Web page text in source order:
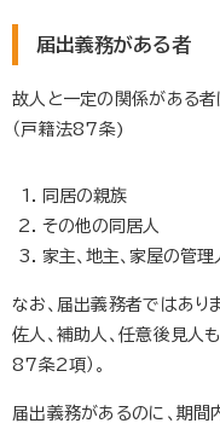
届出義務がある者
故人と一定の関係がある者
（戸籍法87条)
同居の親族
その他の同居人
家主、地主、家屋の管
なお、届出義務者ではあり
佐人、補助人、任意後見人
87条2項）。
届出義務があるのに、期